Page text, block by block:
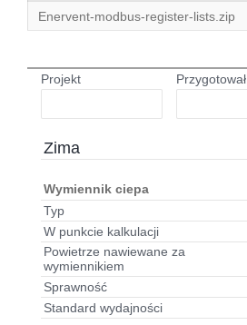
Enervent-modbus-register-lists.zip
Projekt
Przygotował
Zima
Wymiennik ciepa
Typ
W punkcie kalkulacji
Powietrze nawiewane za
wymiennikiem
Sprawność
Standard wydajności